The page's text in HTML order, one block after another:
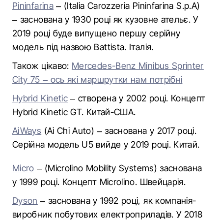
Pininfarina– (Italia Carozzeria Pininfarina S.p.A)
– заснована у 1930 році як кузовне ательє. У
2019 році буде випущено першу серійну
модель під назвою Battista. Італія.
Також цікаво: Mercedes-Benz Minibus Sprinter
City 75 – ось які маршрутки нам потрібні
Hybrid Kinetic – створена у 2002 році. Концепт
Hybrid Kinetic GT. Китай-США.
AiWays (Ai Chi Auto) – заснована у 2017 році.
Серійна модель U5 вийде у 2019 році. Китай.
Micro – (Microlino Mobility Systems) заснована
у 1999 році. Концепт Microlino. Швейцарія.
Dyson – заснована у 1992 році, як компанія-
виробник побутових електроприладів. У 2018